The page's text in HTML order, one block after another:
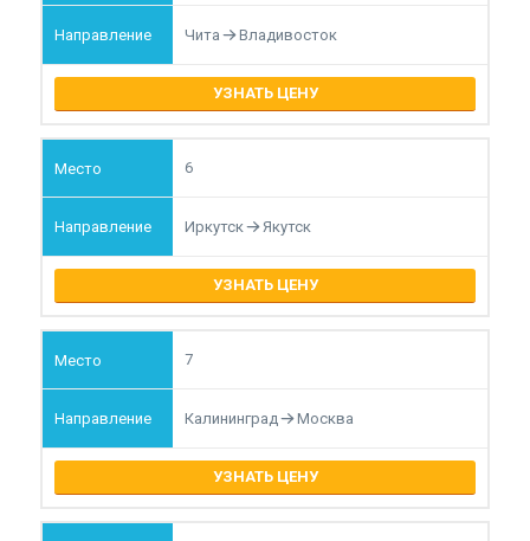
Чита Владивосток
УЗНАТЬ ЦЕНУ
6
Иркутск Якутск
УЗНАТЬ ЦЕНУ
7
Калининград Москва
УЗНАТЬ ЦЕНУ